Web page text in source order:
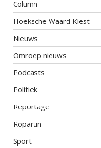
Column
Hoeksche Waard Kiest
Nieuws
Omroep nieuws
Podcasts
Politiek
Reportage
Roparun
Sport